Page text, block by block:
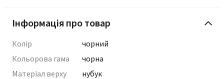
Інформація про товар
Колір
чорний
Кольорова гама
чорна
Матеріал верху
нубук